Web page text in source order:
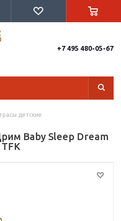
+7 495 480-05-67
детские
Baby Sleep Dream
TFK